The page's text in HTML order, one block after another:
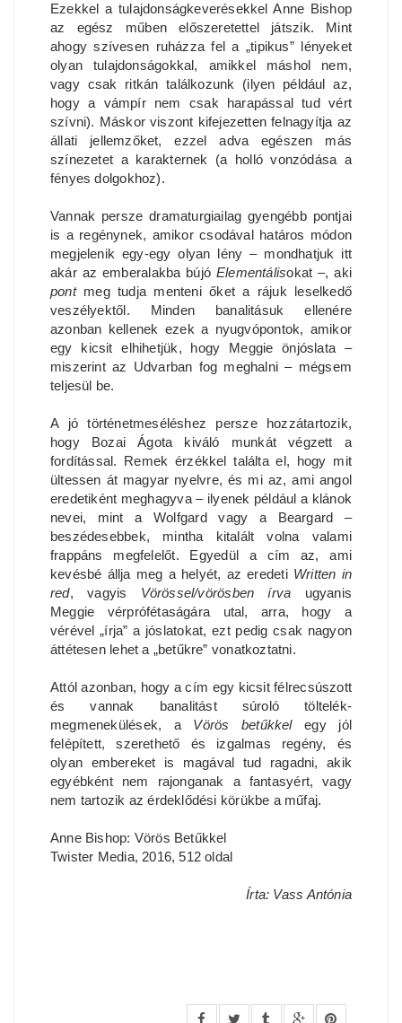
Ezekkel a tulajdonságkeverésekkel Anne Bishop
az egész műben előszeretettel játszik. Mint
ahogy szívesen ruházza fel a „tipikus” lényeket
olyan tulajdonságokkal, amikkel máshol nem,
vagy csak ritkán találkozunk (ilyen például az,
hogy a vámpír nem csak harapással tud vért
szívni). Máskor viszont kifejezetten felnagyítja az
állati jellemzőket, ezzel adva egészen más
színezetet a karakternek (a holló vonzódása a
fényes dolgokhoz).
Vannak persze dramaturgiailag gyengébb pontjai
is a regénynek, amikor csodával határos módon
megjelenik egy-egy olyan lény – mondhatjuk itt
akár az emberalakba bújó Elementálisokat –, aki
pont meg tudja menteni őket a rájuk leselkedő
veszélyektől. Minden banalitásuk ellenére
azonban kellenek ezek a nyugvópontok, amikor
egy kicsit elhihetjük, hogy Meggie önjóslata –
miszerint az Udvarban fog meghalni – mégsem
teljesül be.
A jó történetmeséléshez persze hozzátartozik,
hogy Bozai Ágota kiváló munkát végzett a
fordítással. Remek érzékkel találta el, hogy mit
ültessen át magyar nyelvre, és mi az, ami angol
eredetiként meghagyva – ilyenek például a klánok
nevei, mint a Wolfgard vagy a Beargard –
beszédesebbek, mintha kitalált volna valami
frappáns megfelelőt. Egyedül a cím az, ami
kevésbé állja meg a helyét, az eredeti Written in
red, vagyis Vörössel/vörösben írva ugyanis
Meggie vérprófétaságára utal, arra, hogy a
vérével „írja” a jóslatokat, ezt pedig csak nagyon
áttétesen lehet a „betűkre” vonatkoztatni.
Attól azonban, hogy a cím egy kicsit félrecsúszott
és vannak banalitást súroló töltelék-
megmenekülések, a Vörös betűkkelegy jól
felépített, szerethető és izgalmas regény, és
olyan embereket is magával tud ragadni, akik
egyébként nem rajonganak a fantasyért, vagy
nem tartozik az érdeklődési körükbe a műfaj.
Anne Bishop: Vörös Betűkkel
Twister Media, 2016, 512 oldal
Írta: Vass Antónia